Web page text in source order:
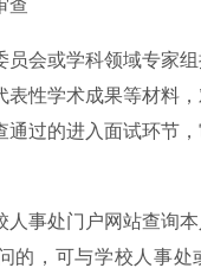
查
员会或学科领域专家组
表性学术成果等材料
通过的进入面试环节
人事处门户网站查询本
的，可与学校人事处